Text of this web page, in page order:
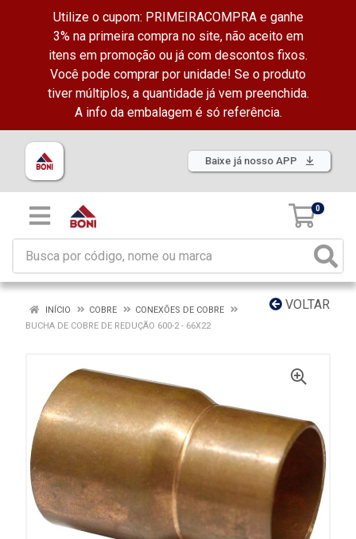
Utilize o cupom: PRIMEIRACOMPRA e ganhe
3% na primeira compra no site, não aceito em
itens em promoção ou já com descontos fixos.
Você pode comprar por unidade! Se o produto
tiver múltiplos, a quantidade já vem preenchida.
A info da embalagem é só referência.
Baixe já nosso APP
0
VOLTAR
INÍCIO COBRE
CONEXÕES DE COBRE
BUCHA DE COBRE DE REDUÇÃO 600-2 - 66X22